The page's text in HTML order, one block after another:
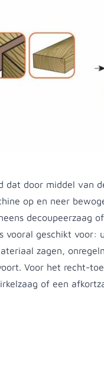
st)
dat door middel van
op en neer
decoupeerzaag
vooral geschikt voor:
zagen,
Voor het recht-
of een